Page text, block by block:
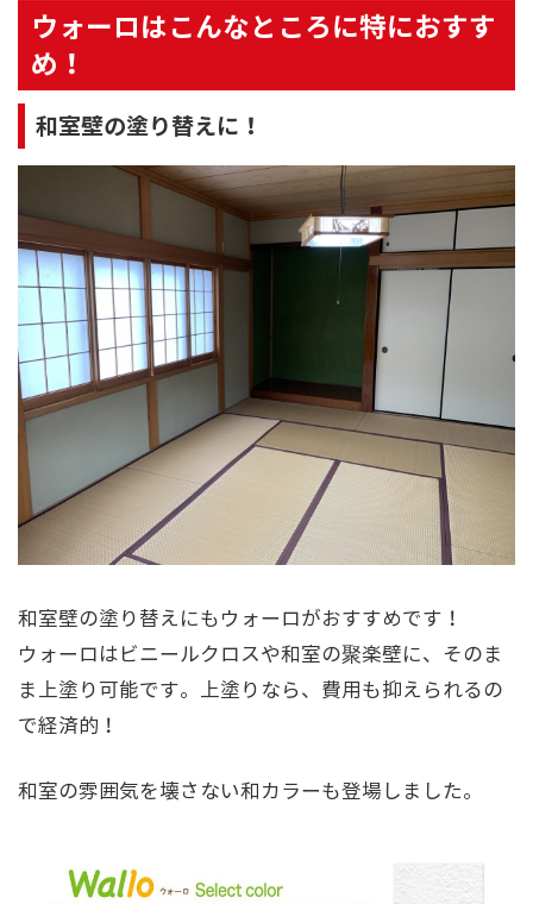
ウォーロはこんなところに特におすす
め！
和室壁の塗り替えに！
和室壁の塗り替えにもウォーロがおすすめです！
ウォーロはビニールクロスや和室の聚楽壁に、そのま
ま上塗り可能です。上塗りなら、費用も抑えられるの
で経済的！
和室の雰囲気を壊さない和カラーも登場しました。